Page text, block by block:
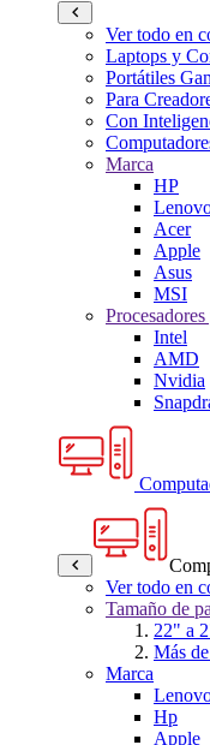
Ver todo en
Laptops y
Portátiles
Para
Con
Marca
HP
Acer
Apple
Asus
MSI
Intel
AMD
Nvidia
Ver todo en
Tamaño de
22" a
Más
Marca
Hp
Apple